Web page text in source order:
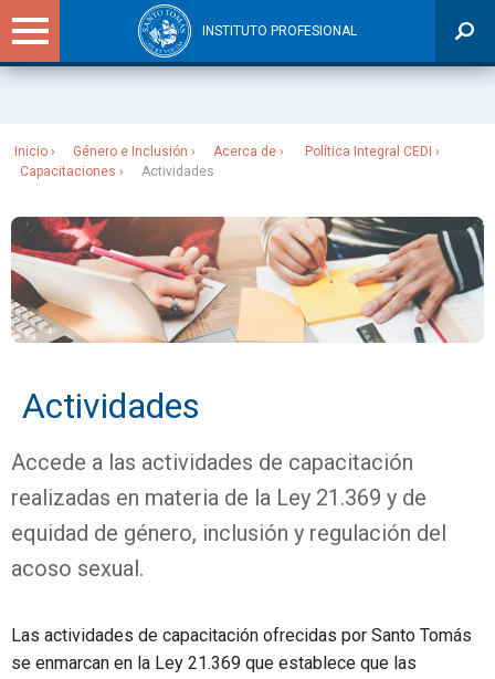
INSTITUTO PROFESIONAL
Inicio Género e Inclusión Acerca de
​ Política Integral CEDI
Capacitaciones
Actividades
Actividades
Accede a las actividades de capacitación
realizadas en materia de la Ley 21.369 y de
equidad de género, inclusión y regulación del
acoso sexual.
Las actividades de capacitación ofrecidas por Santo Tomás
se enmarcan en la Ley 21.369 que establece que las